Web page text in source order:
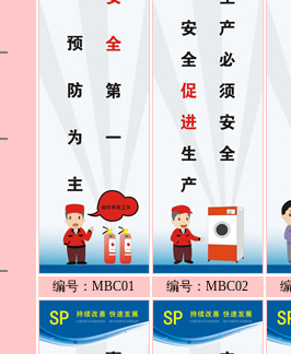
编号：MBC01 编号：MBC02